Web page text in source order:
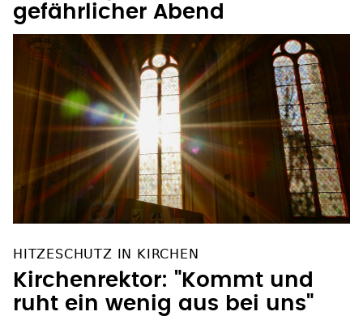
gefährlicher Abend
HITZESCHUTZ IN KIRCHEN
Kirchenrektor: "Kommt und
ruht ein wenig aus bei uns"